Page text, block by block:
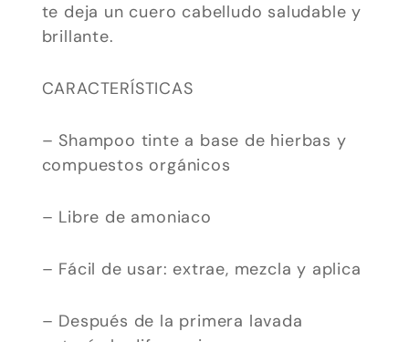
te deja un cuero cabelludo saludable y
brillante.
CARACTERÍSTICAS
– Shampoo tinte a base de hierbas y
compuestos orgánicos
– Libre de amoniaco
– Fácil de usar: extrae, mezcla y aplica
– Después de la primera lavada
opcionales.
web.